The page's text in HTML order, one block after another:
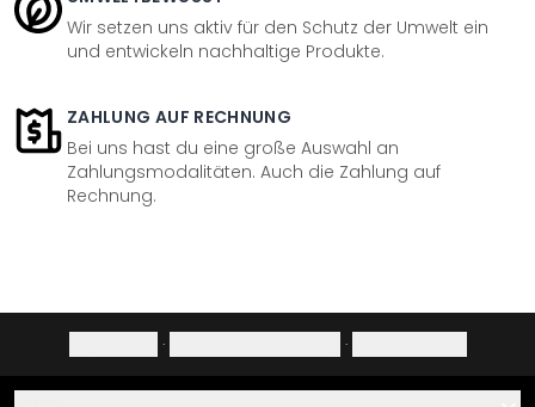
Wir setzen uns aktiv für den Schutz der Umwelt ein
und entwickeln nachhaltige Produkte.
ZAHLUNG AUF RECHNUNG
Bei uns hast du eine große Auswahl an
Zahlungsmodalitäten. Auch die Zahlung auf
Rechnung.
· ·